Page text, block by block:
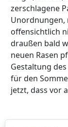
zerschlagene
Unordnungen,
offensichtlich
draußen bald
neuen Rasen
Gestaltung
für den
jetzt, dass vor